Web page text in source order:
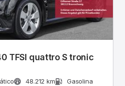
TFSI quattro S tronic
48.212 km
Gasolina